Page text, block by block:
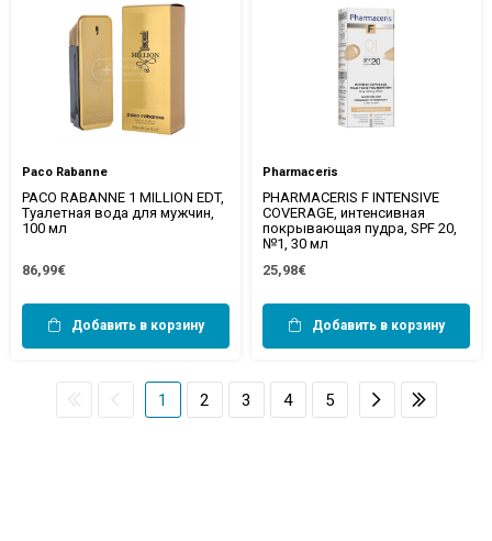
Paco Rabanne
PACO RABANNE 1 MILLION EDT,
Туалетная вода для мужчин,
100 мл
86,99€
Добавить в корзину
Pharmaceris
PHARMACERIS F INTENSIVE
COVERAGE, интенсивная
покрывающая пудра, SPF 20,
№1, 30 мл
25,98€
Добавить в корзину
1 2 3 4 5